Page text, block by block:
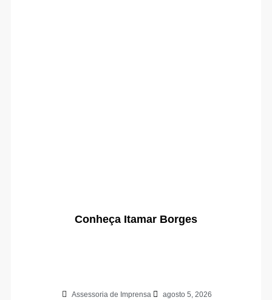
Conheça Itamar Borges
Assessoria de Imprensa agosto 5, 2026